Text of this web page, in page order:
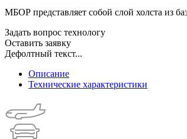
МБОР представляет собой слой холста из
Задать вопрос технологу
Оставить заявку
Дефолтный текст...
Описание
Технические характеристики